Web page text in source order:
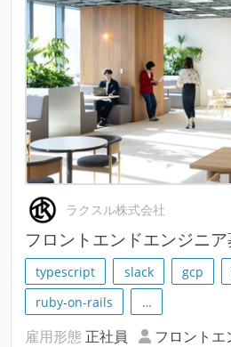
ラクスル株式会社
フロントエンドエンジニ
typescript slack gcp
ruby-on-rails
…
雇用形態 正社員
フロントエ